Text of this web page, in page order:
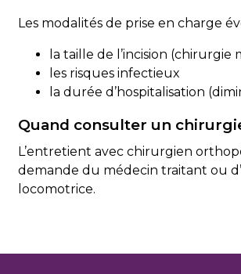
Les modalités de prise en charge
la taille de l’incision (chirurgie
les risques infectieux
la durée d’hospitalisation
Quand consulter un
L’entretient avec chirurgien
demande du médecin traitant ou
locomotrice.